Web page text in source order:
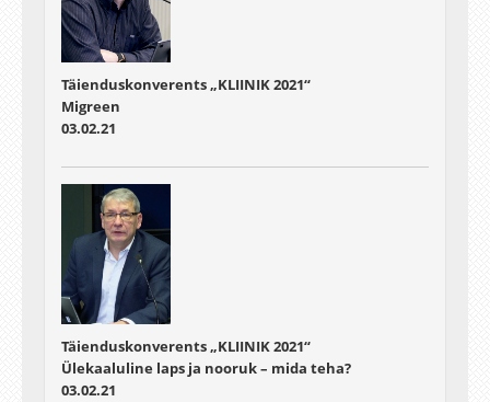
Täienduskonverents „KLIINIK 2021“
Migreen
03.02.21
Täienduskonverents „KLIINIK 2021“
Ülekaaluline laps ja nooruk – mida teha?
03.02.21